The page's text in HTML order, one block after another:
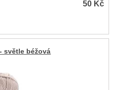
50 Kč
světle béžová